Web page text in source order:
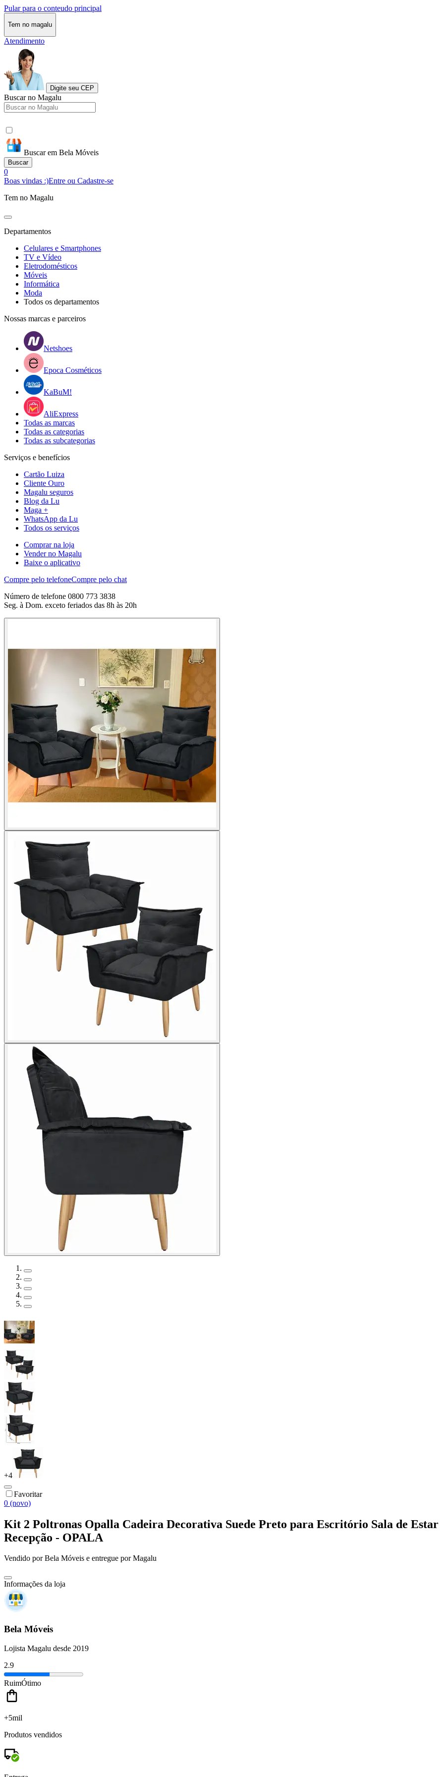
Pular para o conteudo principal
Tem no magalu
Atendimento
Digite seu CEP
Buscar no Magalu
Buscar em Bela Móveis
Buscar
0
Boas vindas :)Entre ou Cadastre-se
Tem no Magalu
Departamentos
Celulares e Smartphones
TV e Vídeo
Eletrodomésticos
Móveis
Informática
Moda
Todos os departamentos
Nossas marcas e parceiros
Netshoes
Epoca Cosméticos
KaBuM!
AliExpress
Todas as marcas
Todas as categorias
Todas as subcategorias
Serviços e benefícios
Cartão Luiza
Cliente Ouro
Magalu seguros
Blog da Lu
Maga +
WhatsApp da Lu
Todos os serviços
Comprar na loja
Vender no Magalu
Baixe o aplicativo
Compre pelo telefoneCompre pelo chat
Número de telefone 0800 773 3838
Seg. à Dom. exceto feriados das 8h às 20h
+4
Favoritar
0 (novo)
Kit 2 Poltronas Opalla Cadeira Decorativa Suede Preto para Escritório Sala de Estar
Recepção - OPALA
Vendido porBela Móveis e entregue por Magalu
Informações da loja
Bela Móveis
Lojista Magalu desde 2019
2.9
RuimÓtimo
+5mil
Produtos vendidos